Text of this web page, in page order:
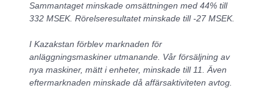
Sammantaget minskade omsättningen med 44% till
332 MSEK. Rörelseresultatet minskade till-27 MSEK.
I Kazakstan förblev marknaden för
anläggningsmaskiner utmanande. Vår försäljning av
nya maskiner, mätt i enheter, minskade till 11. Även
eftermarknaden minskade då affärsaktiviteten avtog.